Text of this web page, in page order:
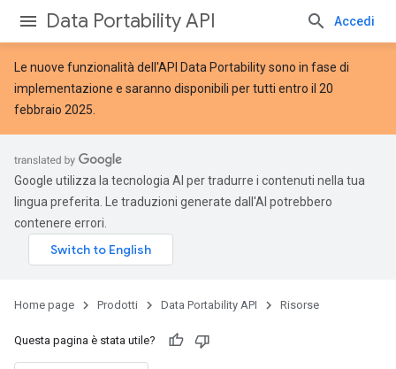
Data Portability API Accedi
Le nuove funzionalità dell'API Data Portabilitysono in fase di
implementazione e saranno disponibili per tutti entro il 20
febbraio 2025.
Google utilizza la tecnologia AI per tradurre i contenuti nella tua
lingua preferita. Le traduzioni generate dall'AI potrebbero
contenere errori.
Home page Prodotti Data Portability API Risorse
Questa pagina è stata utile?